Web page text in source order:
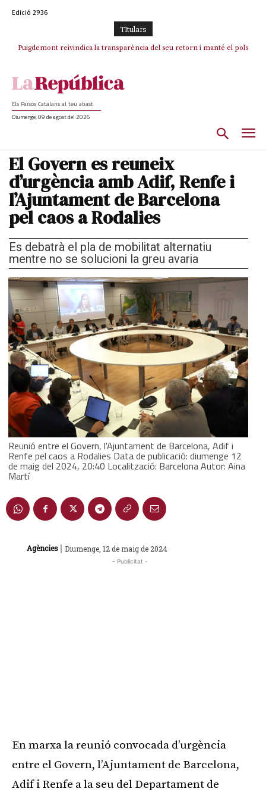
Edició 2936
TItulars
Puigdemont reivindica la transparència del seu retorn i manté el pols
Els Països Catalans al teu abast
Diumenge, 09 de agost del 2026
El Govern es reuneix
d’urgència amb Adif, Renfe i
l’Ajuntament de Barcelona
pel caos a Rodalies
Es debatrà el pla de mobilitat alternatiu
mentre no se solucioni la greu avaria
Reunió entre el Govern, l'Ajuntament de Barcelona, Adif i
Renfe pel caos a Rodalies Data de publicació: diumenge 12
de maig del 2024, 20:40 Localització: Barcelona Autor: Aina
Martí
Agències | Diumenge, 12 de maig de 2024
- Publicitat -
En marxa la reunió convocada d’urgència
entre el Govern, l’Ajuntament de Barcelona,
Adif i Renfe a la seu del Departament de